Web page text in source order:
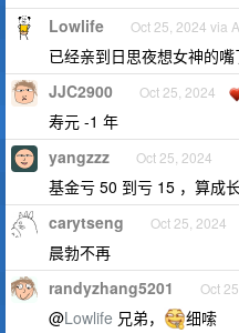
Lowlife Oct 25, 2024 via
已经亲到日思夜想女神的嘴
JJC2900 Oct 25, 2024
寿元 -1 年
yangzzz Oct 25, 2024
基金亏 50 到亏 15 ，算成
carytseng Oct 25, 2024
晨勃不再
randyzhang5201 Oct
@Lowlife 兄弟， 细嗦